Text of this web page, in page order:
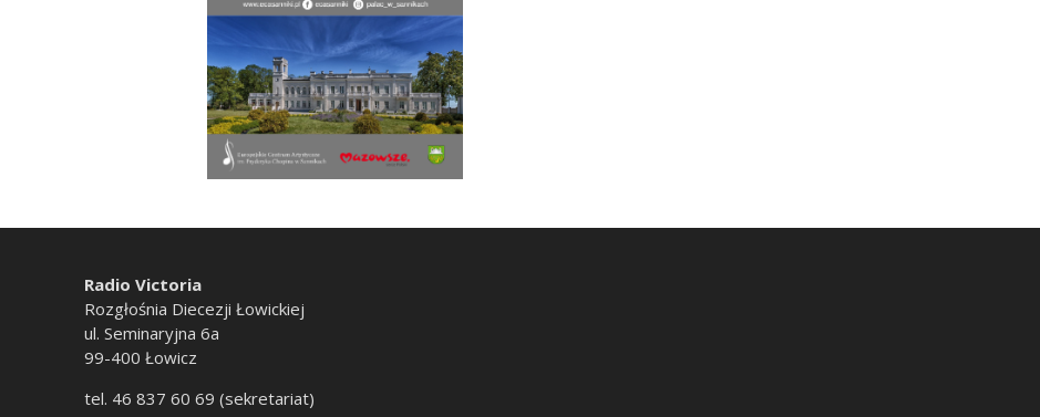
Radio Victoria
Rozgłośnia Diecezji Łowickiej
ul. Seminaryjna 6a
99-400 Łowicz
tel. 46 837 60 69 (sekretariat)